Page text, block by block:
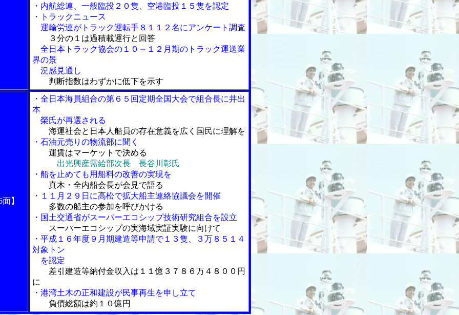
・内航総連、一般臨投２０隻、空港臨投１５隻を認定
・トラックニュース
運輸労連がトラック運転手８１１２名にアンケート調査
３分の１は過積載運行と回答
全日本トラック協会の１０～１２月期のトラック運送業
界の景
況感見通し
判断指数はわずかに低下を示す
】
・全日本海員組合の第６５回定期全国大会で組合長に井出
本
榮氏が再選される
海運社会と日本人船員の存在意義を広く国民に理解を
・石油元売りの物流部に聞く
運賃はマーケットで決める
出光興産需給部次長 長谷川彰氏
・船を止めても用船料の改善の実現を
真木・全内船会長が会見で語る
・１１月２９日に高松で拡大船主連絡協議会を開催
多数の船主の参加を呼びかける
・国土交通省がスーパーエコシップ技術研究組合を設立
スーパーエコシップの実海域実証実験に向けて
・平成１６年度９月期建造等申請で１３隻、３万８５１４
対象トン
を認定
差引建造等納付金収入は１１億３７８６万４８００円
に
・港湾土木の正和建設が民事再生を申し立て
負債総額は約１０億円